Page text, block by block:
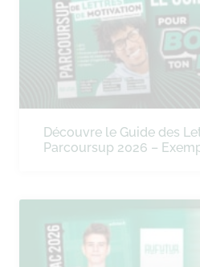
Découvre le Guide des
Parcoursup 2026 –